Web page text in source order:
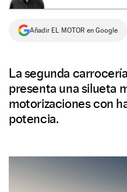
Añadir EL MOTOR en Google
La segunda
presenta una silueta
motorizaciones con
potencia.